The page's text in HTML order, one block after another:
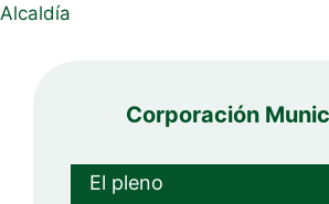
Alcaldía
Corporación
El pleno